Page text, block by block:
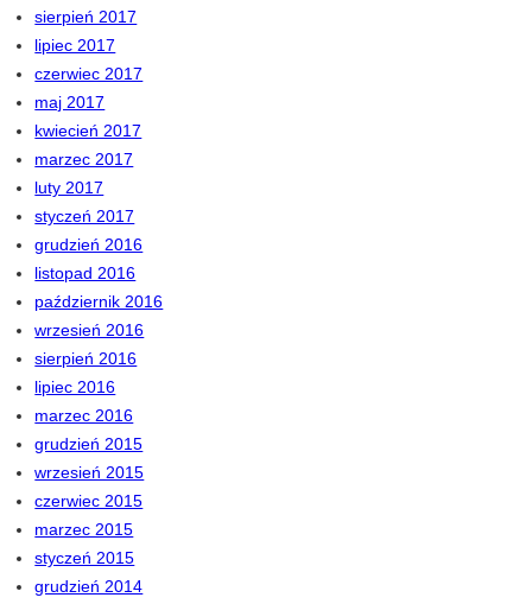
sierpień 2017
lipiec 2017
czerwiec 2017
maj 2017
kwiecień 2017
marzec 2017
luty 2017
styczeń 2017
grudzień 2016
listopad 2016
październik 2016
wrzesień 2016
sierpień 2016
lipiec 2016
marzec 2016
grudzień 2015
wrzesień 2015
czerwiec 2015
marzec 2015
styczeń 2015
grudzień 2014